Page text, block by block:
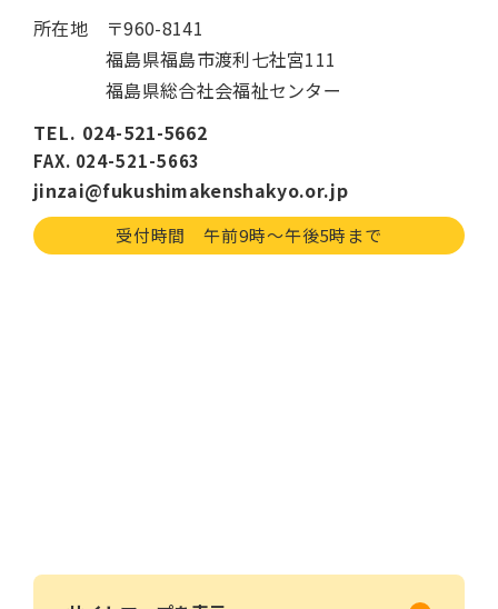
所在地
〒960-8141
福島県福島市渡利七社宮111
福島県総合社会福祉センター
TEL. 024-521-5662
FAX. 024-521-5663
jinzai@fukushimakenshakyo.or.jp
受付時間 午前9時〜午後5時まで